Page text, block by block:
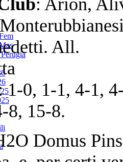
All.
1-0, 1-1, 4-1,
8, 15-8.
Domus